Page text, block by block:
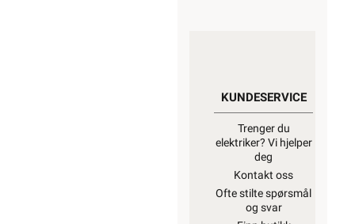
KUNDESERVICE
Trenger du
elektriker? Vi hjelper
deg
Kontakt oss
Ofte stilte spørsmål
og svar